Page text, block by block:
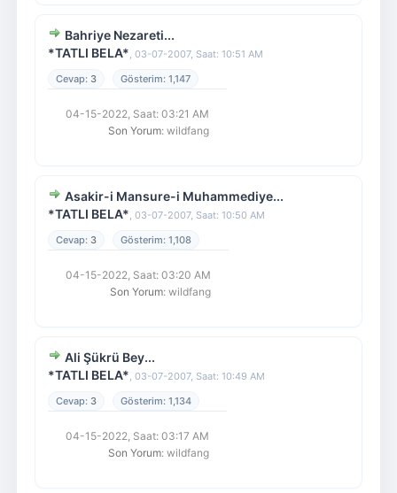
Bahriye Nezareti...
*TATLI BELA*, 03-07-2007, Saat: 10:51 AM
3
1,147
04-15-2022, Saat: 03:21 AM
Son Yorum: wildfang
Asakir-i Mansure-i Muhammediye...
*TATLI BELA*, 03-07-2007, Saat: 10:50 AM
3
1,108
04-15-2022, Saat: 03:20 AM
Son Yorum: wildfang
Ali Şükrü Bey...
*TATLI BELA*, 03-07-2007, Saat: 10:49 AM
3
1,134
04-15-2022, Saat: 03:17 AM
Son Yorum: wildfang